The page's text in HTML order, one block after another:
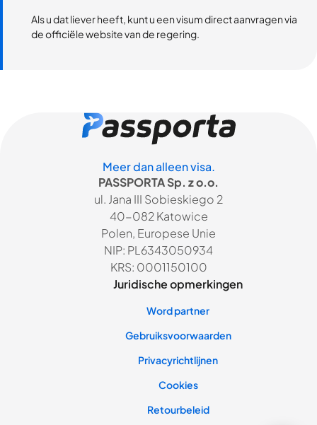
Als u dat liever heeft, kunt u een visum direct aanvragen via
de officiële website van de regering.
Meer dan alleen visa.
PASSPORTA Sp. z o.o.
ul. Jana III Sobieskiego 2
40-082 Katowice
Polen, Europese Unie
NIP: PL6343050934
KRS: 0001150100
Juridische opmerkingen
Word partner
Gebruiksvoorwaarden
Privacyrichtlijnen
Cookies
Retourbeleid